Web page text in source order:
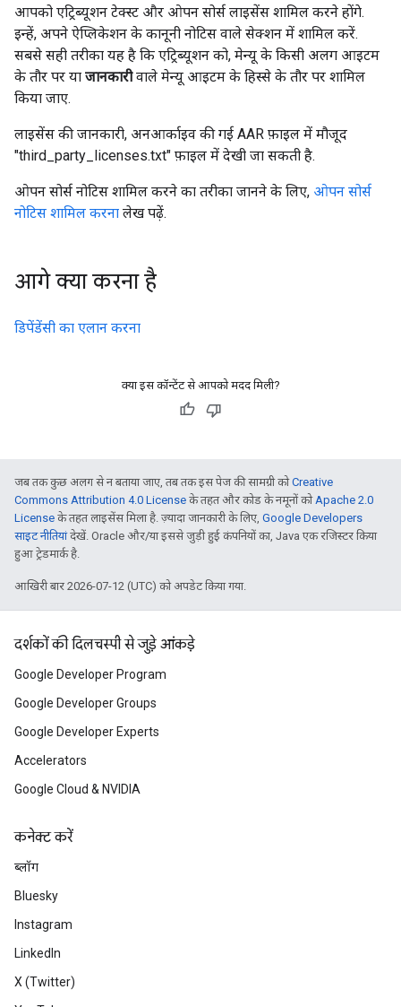
आपको एट्रिब्यूशन टेक्स्ट और ओपन सोर्स लाइसेंस शामिल करने होंगे.
इन्हें, अपने ऐप्लिकेशन के कानूनी नोटिस वाले सेक्शन में शामिल करें.
सबसे सही तरीका यह है कि एट्रिब्यूशन को, मेन्यू के किसी अलग आइटम
के तौर पर या जानकारीवाले मेन्यू आइटम के हिस्से के तौर पर शामिल
किया जाए.
लाइसेंस की जानकारी, अनआर्काइव की गई AAR फ़ाइल में मौजूद
"third_party_licenses.txt" फ़ाइल में देखी जा सकती है.
ओपन सोर्स नोटिस शामिल करने का तरीका जानने के लिए, ओपन सोर्स
नोटिस शामिल करना लेख पढ़ें.
आगे क्या करना है
डिपेंडेंसी का एलान करना
क्या इस कॉन्टेंट से आपको मदद मिली?
जब तक कुछ अलग से न बताया जाए, तब तक इस पेज की सामग्री कोCreative
Commons Attribution 4.0 License के तहत और कोड के नमूनों कोApache 2.0
License के तहत लाइसेंस मिला है. ज़्यादा जानकारी के लिए, Google Developers
साइट नीतियांदेखें. Oracle और/या इससे जुड़ी हुई कंपनियों का, Java एक रजिस्टर किया
हुआ ट्रेडमार्क है.
आखिरी बार 2026-07-12 (UTC) को अपडेट किया गया.
दर्शकों की दिलचस्पी से जुड़े आंकड़े
Google Developer Program
Google Developer Groups
Google Developer Experts
Accelerators
Google Cloud & NVIDIA
कनेक्ट करें
ब्लॉग
Bluesky
Instagram
LinkedIn
X (Twitter)